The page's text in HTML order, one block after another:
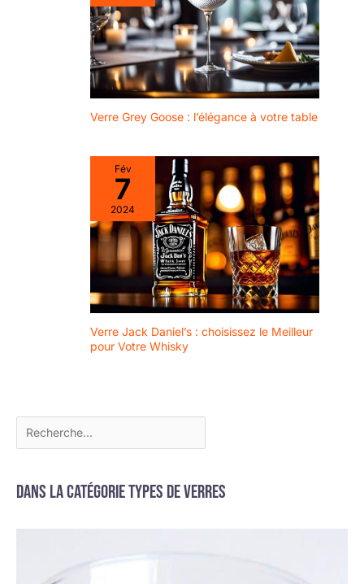
Large application
: ces gobelets en
verre en cristal
sont parfaits
pour le vin, le thé
glacé, le soda,
l'eau, le jus, les
même la crème
glacée et le
yaourt parfait. La
verrerie à pied
colorée peut être
une décoration
fantaisie dans
votre maison,
fête et jardin,
vous pouvez
également les
assortir avec vos
Verre Grey Goose : l’élégance à votre table
Fév
7
2024
Verre Jack Daniel’s : choisissez le Meilleur
pour Votre Whisky
Dans la catégorie Types de verres